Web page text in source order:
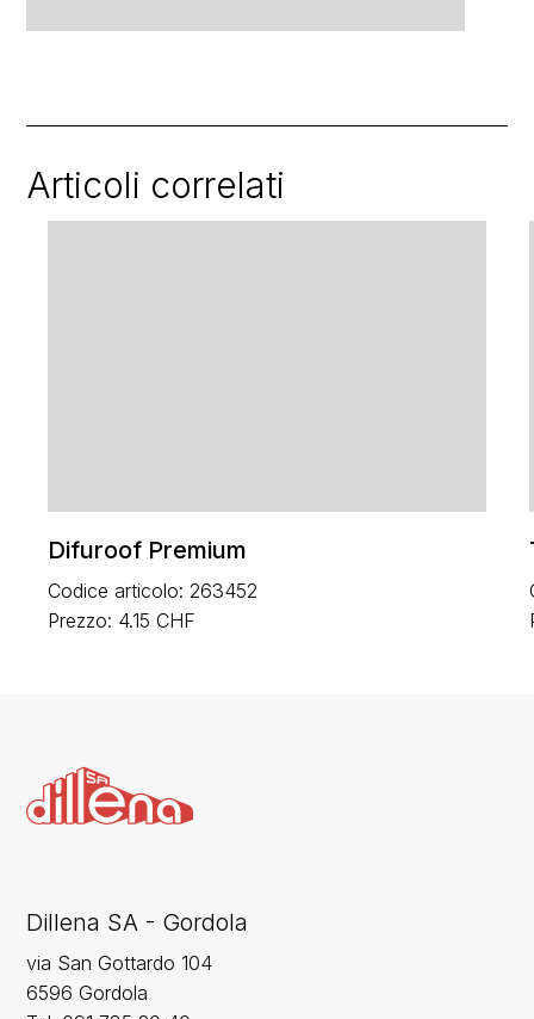
Articoli correlati
Difuroof Premium
Codice articolo: 263452
Prezzo: 4.15 CHF
Dillena SA - Gordola
via San Gottardo 104
6596 Gordola